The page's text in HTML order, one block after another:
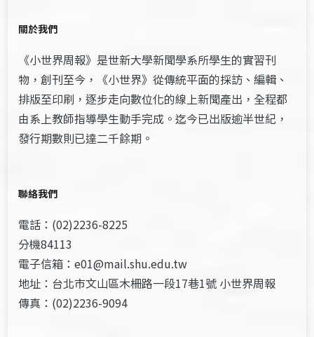
關於我們
《小世界周報》是世新大學新聞學系所學生的實習刊
物，創刊至今，《小世界》從傳統平面的採訪、編輯、
排版至印刷，逐步走向數位化的線上新聞產出，全程都
由系上教師指導學生動手完成。迄今已出版逾半世紀，
發行期數則已達二千餘期。
聯絡我們
電話：(02)2236-8225
分機84113
電子信箱：e01@mail.shu.edu.tw
地址：台北市文山區木柵路一段17巷1號 小世界周報
傳真：(02)2236-9094